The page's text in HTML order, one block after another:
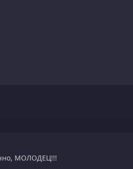
МОЛОДЕЦ!!!